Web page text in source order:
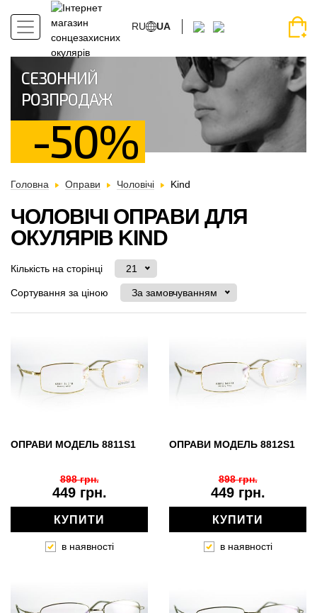
RU UA
СЕЗОННИЙ
РОЗПРОДАЖ
-50%
Головна Оправи Чоловічі Kind
ЧОЛОВІЧІ ОПРАВИ ДЛЯ
ОКУЛЯРІВ KIND
Кількість на сторінці 21
Сортування за ціною За замовчуванням
ОПРАВИ МОДЕЛЬ 8811S1
449 грн.
898 грн.
КУПИТИ
в наявності
ОПРАВИ МОДЕЛЬ 8812S1
449 грн.
898 грн.
КУПИТИ
в наявності